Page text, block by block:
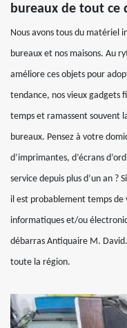
bureaux de tout ce
Nous avons tous du matériel
bureaux et nos maisons. Au
améliore ces objets pour
tendance, nos vieux gadgets
temps et ramassent souvent
bureaux. Pensez à votre
d’imprimantes, d’écrans
service depuis plus d’un an ?
il est probablement temps de
informatiques et/ou
débarras Antiquaire M.
toute la région.